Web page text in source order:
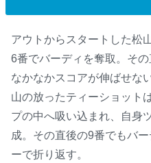
アウトからスタートした松
6番でバーディを奪取。そ
なかなかスコアが伸ばせな
山の放ったティーショット
プの中へ吸い込まれ、自身
成。その直後の9番でもバ
ーで折り返す。